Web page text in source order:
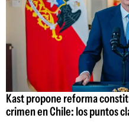
Kast propone reforma
crimen en Chile: los puntos